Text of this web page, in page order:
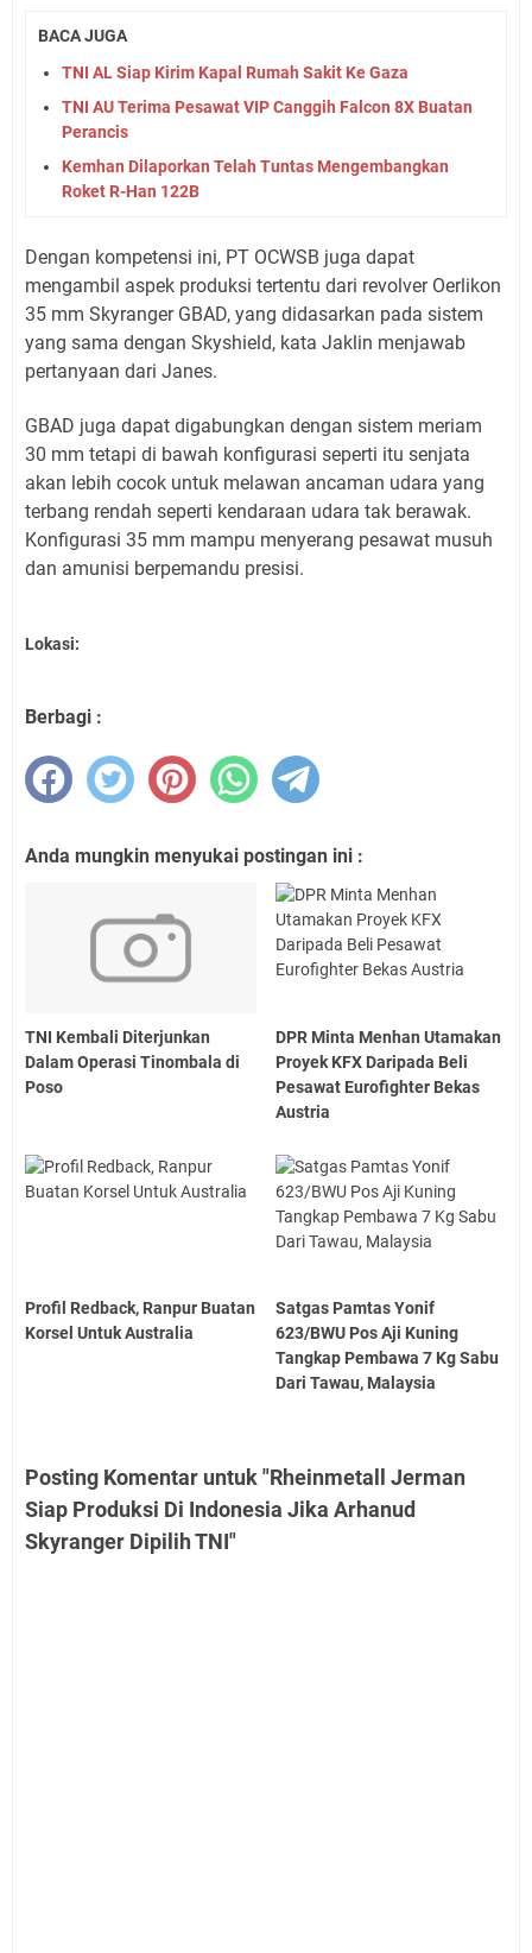
BACA JUGA
TNI AL Siap Kirim Kapal Rumah Sakit Ke Gaza
TNI AU Terima Pesawat VIP Canggih Falcon 8X Buatan
Perancis
Kemhan Dilaporkan Telah Tuntas Mengembangkan
Roket R-Han 122B
Dengan kompetensi ini, PT OCWSB juga dapat
mengambil aspek produksi tertentu dari revolver Oerlikon
35 mm Skyranger GBAD, yang didasarkan pada sistem
yang sama dengan Skyshield, kata Jaklin menjawab
pertanyaan dari Janes.
GBAD juga dapat digabungkan dengan sistem meriam
30 mm tetapi di bawah konfigurasi seperti itu senjata
akan lebih cocok untuk melawan ancaman udara yang
terbang rendah seperti kendaraan udara tak berawak.
Konfigurasi 35 mm mampu menyerang pesawat musuh
dan amunisi berpemandu presisi.
Lokasi:
Berbagi :
Anda mungkin menyukai postingan ini :
TNI Kembali Diterjunkan
Dalam Operasi Tinombala di
Poso
DPR Minta Menhan Utamakan
Proyek KFX Daripada Beli
Pesawat Eurofighter Bekas
Austria
Profil Redback, Ranpur Buatan
Korsel Untuk Australia
Satgas Pamtas Yonif
623/BWU Pos Aji Kuning
Tangkap Pembawa 7 Kg Sabu
Dari Tawau, Malaysia
Posting Komentar untuk "Rheinmetall Jerman
Siap Produksi Di Indonesia Jika Arhanud
Skyranger Dipilih TNI"